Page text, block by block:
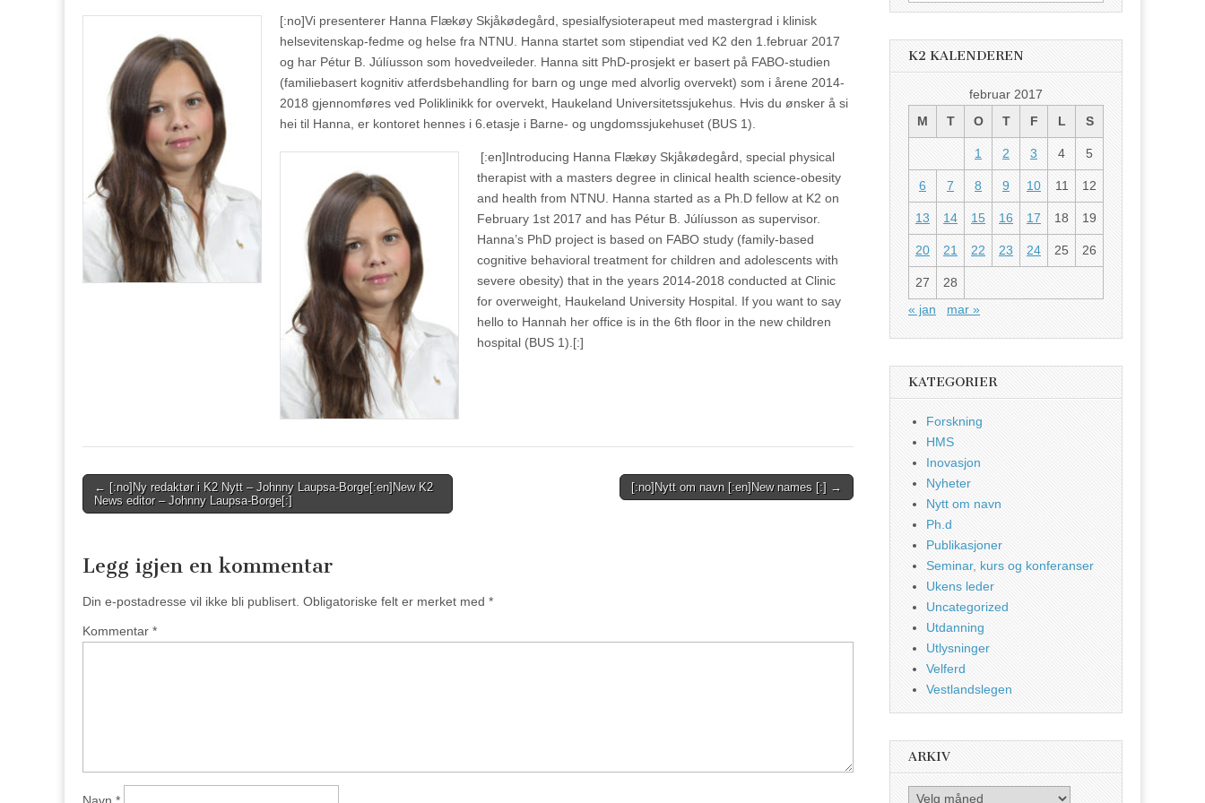
[:no]Vi presenterer Hanna Flækøy Skjåkødegård, spesialfysioterapeut med mastergrad i klinisk
helsevitenskap-fedme og helse fra NTNU. Hanna startet som stipendiat ved K2 den 1.februar 2017
og har Pétur B. Júlíusson som hovedveileder. Hanna sitt PhD-prosjekt er basert på FABO-studien
(familiebasert kognitiv atferdsbehandling for barn og unge med alvorlig overvekt) som i årene 2014-
2018 gjennomføres ved Poliklinikk for overvekt, Haukeland Universitetssjukehus. Hvis du ønsker å si
hei til Hanna, er kontoret hennes i 6.etasje i Barne- og ungdomssjukehuset (BUS 1).
[:en]Introducing Hanna Flækøy Skjåkødegård, special physical
therapist with a masters degree in clinical health science-obesity
and health from NTNU. Hanna started as a Ph.D fellow at K2 on
February 1st 2017 and has Pétur B. Júlíusson as supervisor.
Hanna’s PhD project is based on FABO study (family-based
cognitive behavioral treatment for children and adolescents with
severe obesity) that in the years 2014-2018 conducted at Clinic
for overweight, Haukeland University Hospital. If you want to say
hello to Hannah her office is in the 6th floor in the new children
hospital (BUS 1). [:]
Post
navigation
← [:no]Ny redaktør i K2 Nytt – Johnny Laupsa-Borge[:en]New K2
News editor – Johnny Laupsa-Borge[:]
[:no]Nytt om navn [:en]New names [:] →
Legg igjen en kommentar
Din e-postadresse vil ikke bli publisert. Obligatoriske felt er merket med *
Kommentar *
Navn *
K2 KALENDEREN
februar 2017
M
T O T F L S
1 2 3 4 5
6 7 8 9 10 11 12
13 14 15 16 17 18 19
20 21 22 23 24 25 26
27
28
« jan
mar »
KATEGORIER
Forskning
HMS
Inovasjon
Nyheter
Nytt om navn
Ph.d
Publikasjoner
Seminar, kurs og konferanser
Ukens leder
Uncategorized
Utdanning
Utlysninger
Velferd
Vestlandslegen
ARKIV
Arkiv